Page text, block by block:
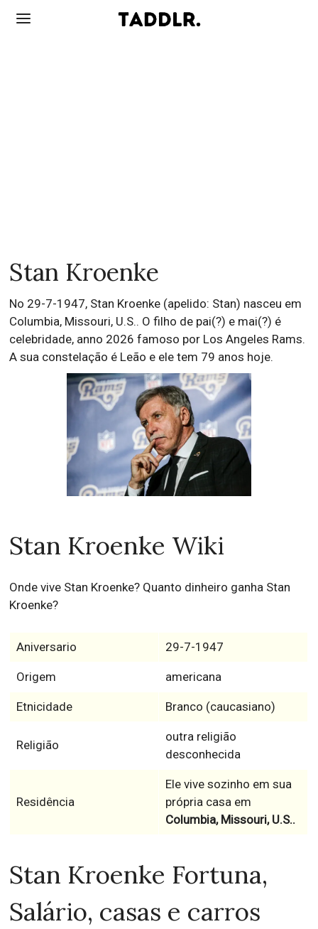
Stan Kroenke
No 29-7-1947, Stan Kroenke (apelido: Stan) nasceu em
Columbia, Missouri, U.S.. O filho de pai(?) e mai(?) é
celebridade, anno 2026 famoso por Los Angeles Rams.
A sua constelação é Leão e ele tem 79 anos hoje.
Stan Kroenke Wiki
Onde vive Stan Kroenke? Quanto dinheiro ganha Stan
Kroenke?
Aniversario 29-7-1947
Origem americana
Etnicidade Branco (caucasiano)
Religião
outra religião
desconhecida
Residência
Ele vive sozinho em sua
própria casa em
Columbia, Missouri, U.S..
Stan Kroenke Fortuna,
Salário, casas e carros